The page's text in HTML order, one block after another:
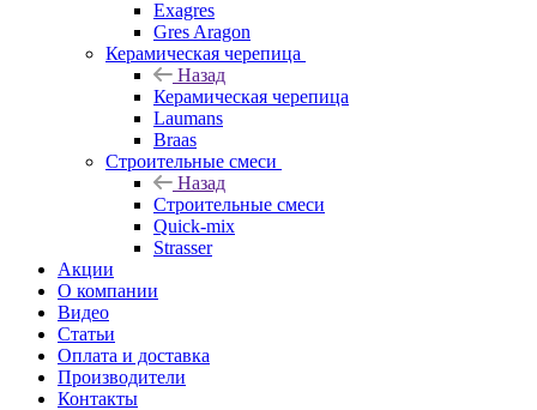
Exagres
Gres Aragon
Керамическая черепица
Назад
Керамическая черепица
Laumans
Braas
Строительные смеси
Назад
Строительные смеси
Quick-mix
Strasser
Акции
О компании
Видео
Статьи
Оплата и доставка
Производители
Контакты